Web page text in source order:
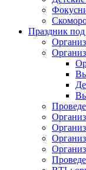
Праздник